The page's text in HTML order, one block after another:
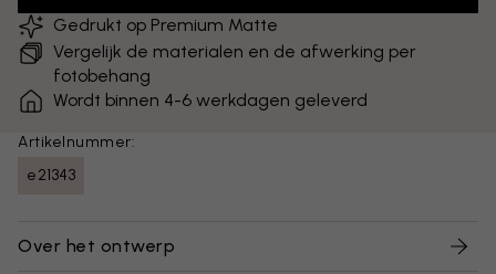
Gedrukt op Premium Matte
Vergelijk de materialen en de afwerking per
fotobehang
Wordt binnen 4-6 werkdagen geleverd
Artikelnummer:
e21343
Over het ontwerp